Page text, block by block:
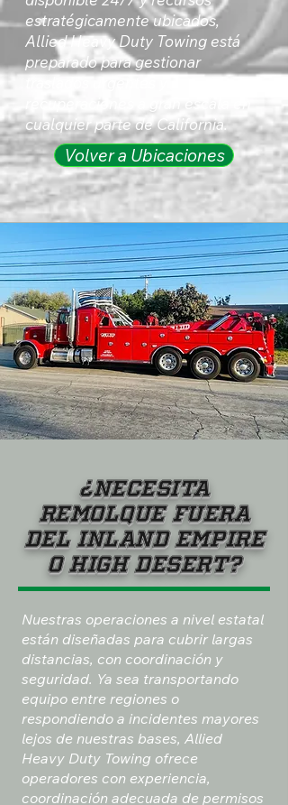
estratégicamente ubicados,
Allied Heavy Duty Towing está
preparado para gestionar
recuperaciones a gran escala en
cualquier parte de California.
Volver a Ubicaciones
¿Necesita
remolque fuera
del Inland Empire
o High Desert?
Nuestras operaciones a nivel estatal
están diseñadas para cubrir largas
distancias, con coordinación y
seguridad. Ya sea transportando
equipo entre regiones o
respondiendo a incidentes mayores
lejos de nuestras bases, Allied
Heavy Duty Towing ofrece
operadores con experiencia,
coordinación adecuada de permisos